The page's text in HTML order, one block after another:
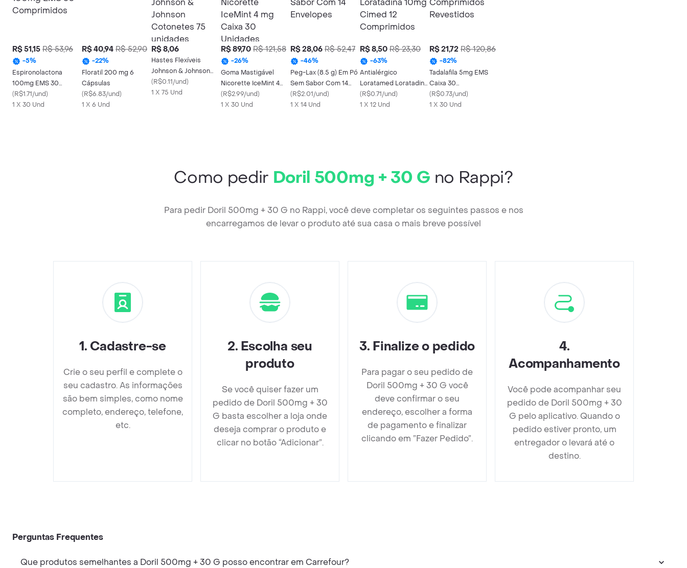
R$ 51,15 R$ 53,96
-5%
Espironolactona
100mg EMS 30
Comprimidos
(R$1.71/und)
1 X 30 Und
R$ 40,94 R$ 52,90
-22%
Floratil 200 mg 6
Cápsulas
(R$6.83/und)
1 X 6 Und
R$ 8,06
Hastes Flexíveis
Johnson & Johnson
Cotonetes 75
unidades
(R$0.11/und)
1 X 75 Und
R$ 89,70 R$ 121,58
-26%
Goma Mastigável
Nicorette IceMint 4
mg Caixa 30 Unidades
(R$2.99/und)
1 X 30 Und
R$ 28,06 R$ 52,47
-46%
Peg-Lax (8.5 g) Em Pó
Sem Sabor Com 14
Envelopes
(R$2.01/und)
1 X 14 Und
R$ 8,50 R$ 23,30
-63%
Antialérgico
Loratamed Loratadina
10mg Cimed 12
Comprimidos
(R$0.71/und)
1 X 12 Und
R$ 21,72 R$ 120,86
-82%
Tadalafila 5mg EMS
Caixa 30
Comprimidos
Revestidos
(R$0.73/und)
1 X 30 Und
Como pedir Doril 500mg + 30 G no Rappi?
Para pedir Doril 500mg + 30 G no Rappi, você deve completar os seguintes passos e nos
encarregamos de levar o produto até sua casa o mais breve possível
1. Cadastre-se
Crie o seu perfil e complete o
seu cadastro. As informações
são bem simples, como nome
completo, endereço, telefone,
etc.
2. Escolha seu
produto
Se você quiser fazer um
pedido de Doril 500mg + 30
G basta escolher a loja onde
deseja comprar o produto e
clicar no botão “Adicionar”.
3. Finalize o pedido
Para pagar o seu pedido de
Doril 500mg + 30 G você
deve confirmar o seu
endereço, escolher a forma
de pagamento e finalizar
clicando em ”Fazer Pedido”.
4.
Acompanhamento
Você pode acompanhar seu
pedido de Doril 500mg + 30
G pelo aplicativo. Quando o
pedido estiver pronto, um
entregador o levará até o
destino.
Perguntas Frequentes
Que produtos semelhantes a Doril 500mg + 30 G posso encontrar em Carrefour?